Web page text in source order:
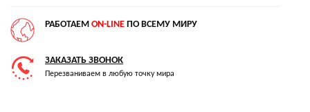
РАБОТАЕМ ON-LINE ПО ВСЕМУ МИРУ
ЗАКАЗАТЬ ЗВОНОК
Перезваниваем в любую точку мира